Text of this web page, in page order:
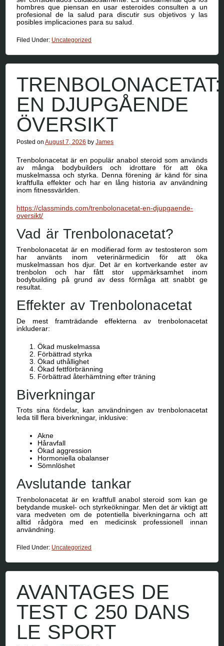
hombres que piensan en usar esteroides consulten a un
profesional de la salud para discutir sus objetivos y las
posibles implicaciones para su salud.
Filed Under: Uncategorized
TRENBOLONACETAT:
EN DJUPGÅENDE
ÖVERSIKT
Posted onAugust 7, 2026 byJames
Trenbolonacetat är en populär anabol steroid som används
av många bodybuilders och idrottare för att öka
muskelmassa och styrka. Denna förening är känd för sina
kraftfulla effekter och har en lång historia av användning
inom fitnessvärlden.
https://classminds.com/trenbolonacetat-en-djupgaende-
oversikt/
Vad är Trenbolonacetat?
Trenbolonacetat är en modifierad form av testosteron som
har använts inom veterinärmedicin för att öka
muskelmassan hos djur. Det är en kortverkande ester av
trenbolon och har fått stor uppmärksamhet inom
bodybuilding på grund av dess förmåga att snabbt ge
resultat.
Effekter av Trenbolonacetat
De mest framträdande effekterna av trenbolonacetat
inkluderar:
Ökad muskelmassa
Förbättrad styrka
Ökad uthållighet
Ökad fettförbränning
Förbättrad återhämtning efter träning
Biverkningar
Trots sina fördelar, kan användningen av trenbolonacetat
leda till flera biverkningar, inklusive:
Akne
Håravfall
Ökad aggression
Hormoniella obalanser
Sömnlöshet
Avslutande tankar
Trenbolonacetat är en kraftfull anabol steroid som kan ge
betydande muskel- och styrkeökningar. Men det är viktigt att
vara medveten om de potentiella biverkningarna och att
alltid rådgöra med en medicinsk professionell innan
användning.
Filed Under: Uncategorized
AVANTAGES DE
TEST C 250 DANS
LE SPORT